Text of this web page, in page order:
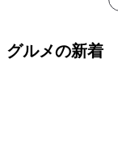
グルメの新着